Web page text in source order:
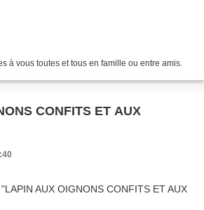
à vous toutes et tous en famille ou entre amis.
CONFITS ET AUX